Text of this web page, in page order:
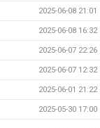
2025-06-08 21:01
2025-06-08 16:32
2025-06-07 22:26
2025-06-07 12:32
2025-06-01 21:22
2025-05-30 17:00